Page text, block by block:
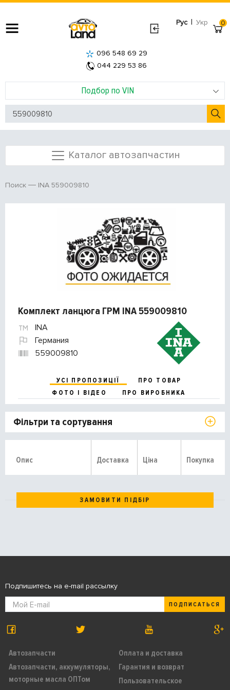
Рус | Укр
Подбор по VIN
096 548 69 29
044 229 53 86
0
Каталог автозапчастин
Поиск INA 559009810
Комплект ланцюга ГРМ INA 559009810
INA
Германия
559009810
УСІ ПРОПОЗИЦІЇ
ПРО ТОВАР
ФОТО І ВІДЕО
ПРО ВИРОБНИКА
Фільтри та сортування
Опис Доставка Ціна Покупка
ЗАМОВИТИ ПІДБІР
Автозапчасти
Автозапчасти, аккумуляторы,
моторные масла ОПТом
Оплата и доставка
Гарантия и возврат
Пользовательское
Подпишитесь на e-mail рассылку
ПОДПИСАТЬСЯ